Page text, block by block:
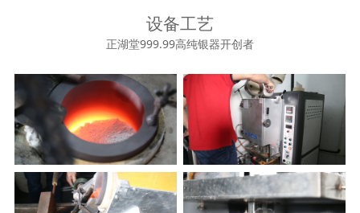
设备工艺
正湖堂999.99高纯银器开创者